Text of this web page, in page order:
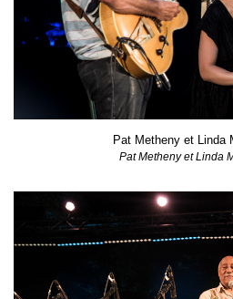
Pat Metheny et Linda
Pat Metheny et Linda